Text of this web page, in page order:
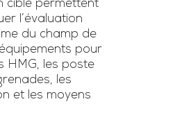
cible permettent
l’évaluation
du champ de
pour
HMG, les poste
les
et les moyens